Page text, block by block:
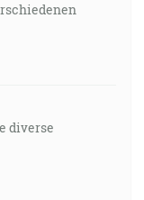
diverse